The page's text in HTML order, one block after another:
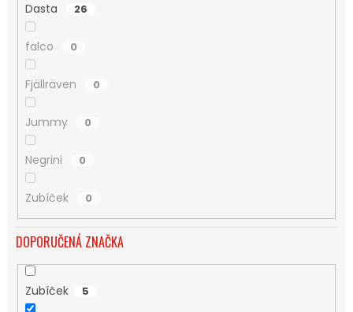
Dasta 26
falco 0
Fjällräven 0
Jummy 0
Negrini 0
Zubíček 0
DOPORUČENÁ ZNAČKA
Zubíček 5